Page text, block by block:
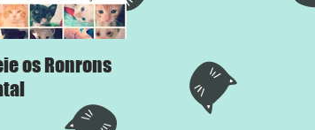
os Ronrons
Chega Mais